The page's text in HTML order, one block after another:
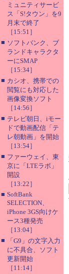
ミュニティサービ
ス「S!タウン」を9
月末で終了
［15:51］
■ ソフトバンク、ブ
ランドキャラクタ
ーにSMAP
［15:34］
■ カシオ、携帯での
閲覧にも対応した
画像変換ソフト
［14:56］
■ テレビ朝日、iモー
ドで動画配信「テ
レ朝動画」を開始
［13:54］
■ ファーウェイ、東
京に「LTEラボ」
開設
［13:22］
■ SoftBank
SELECTION、
iPhone 3GS向けケ
ース3種発売
［13:04］
■
「G9」の文字入力
に不具合、ソフト
更新開始
［11:14］